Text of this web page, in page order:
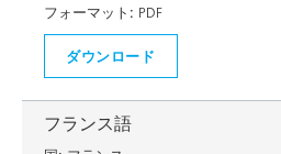
フォーマット: PDF
ダウンロード
フランス語